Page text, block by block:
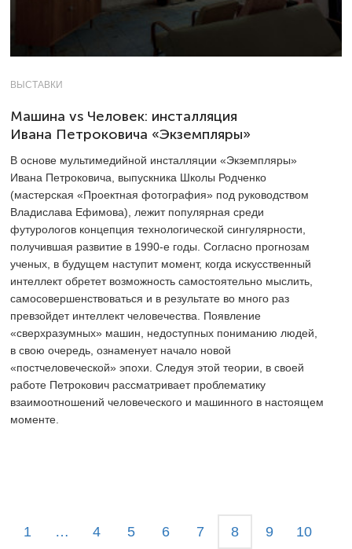
ВЫСТАВКИ
Машина vs Человек: инсталляция
Ивана Петроковича «Экземпляры»
В основе мультимедийной инсталляции «Экземпляры»
Ивана Петроковича, выпускника Школы Родченко
(мастерская «Проектная фотография» под руководством
Владислава Ефимова), лежит популярная среди
футурологов концепция технологической сингулярности,
получившая развитие в 1990-е годы. Согласно прогнозам
ученых, в будущем наступит момент, когда искусственный
интеллект обретет возможность самостоятельно мыслить,
самосовершенствоваться и в результате во много раз
превзойдет интеллект человечества. Появление
«сверхразумных» машин, недоступных пониманию людей,
в свою очередь, ознаменует начало новой
«постчеловеческой» эпохи. Следуя этой теории, в своей
работе Петрокович рассматривает проблематику
взаимоотношений человеческого и машинного в настоящем
моменте.
1 … 4 5 6 7 8 9 10